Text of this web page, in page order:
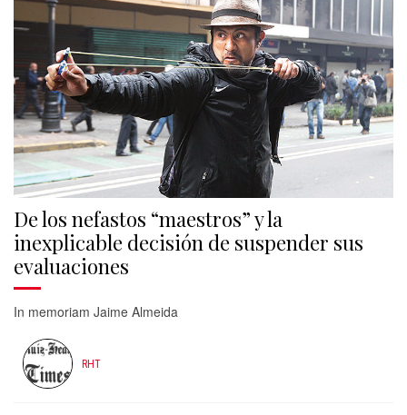
De los nefastos “maestros” y la
inexplicable decisión de suspender sus
evaluaciones
In memoriam Jaime Almeida
RHT